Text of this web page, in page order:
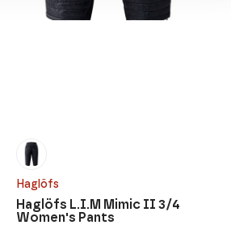
Haglöfs
Haglöfs L.I.M Mimic II 3/4
Women's Pants